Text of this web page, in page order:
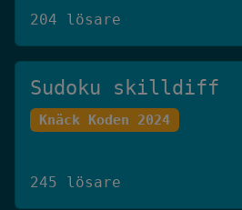
204 lösare
Sudoku skilldiff
Knäck Koden 2024
245 lösare